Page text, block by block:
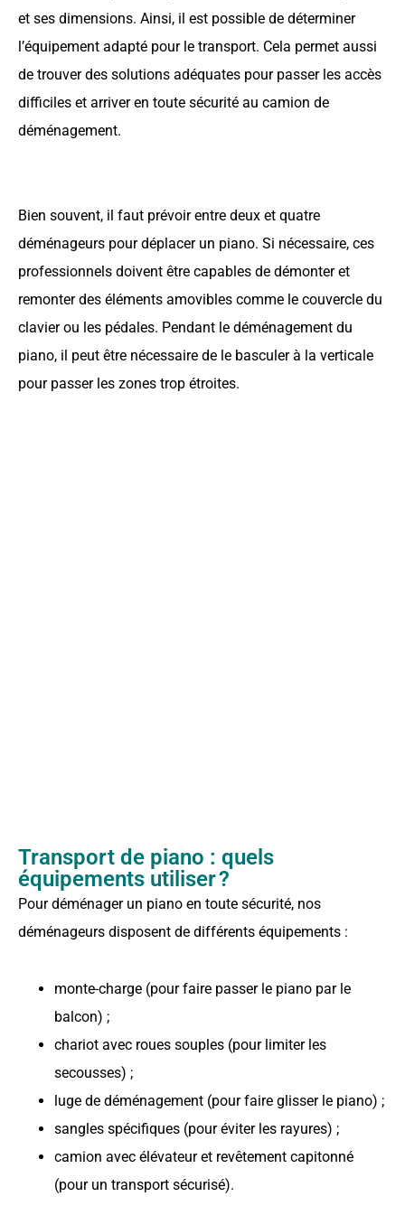
et ses dimensions. Ainsi, il est possible de déterminer
l’équipement adapté pour le transport. Cela permet aussi
de trouver des solutions adéquates pour passer les accès
difficiles et arriver en toute sécurité au camion de
déménagement.
Bien souvent, il faut prévoir entre deux et quatre
déménageurs pour déplacer un piano. Si nécessaire, ces
professionnels doivent être capables de démonter et
remonter des éléments amovibles comme le couvercle du
clavier ou les pédales. Pendant le déménagement du
piano, il peut être nécessaire de le basculer à la verticale
pour passer les zones trop étroites.
Transport de piano : quels
équipements utiliser ?
Pour déménager un piano en toute sécurité, nos
déménageurs disposent de différents équipements :
monte-charge (pour faire passer le piano par le
balcon) ;
chariot avec roues souples (pour limiter les
secousses) ;
luge de déménagement (pour faire glisser le piano) ;
sangles spécifiques (pour éviter les rayures) ;
camion avec élévateur et revêtement capitonné
(pour un transport sécurisé).